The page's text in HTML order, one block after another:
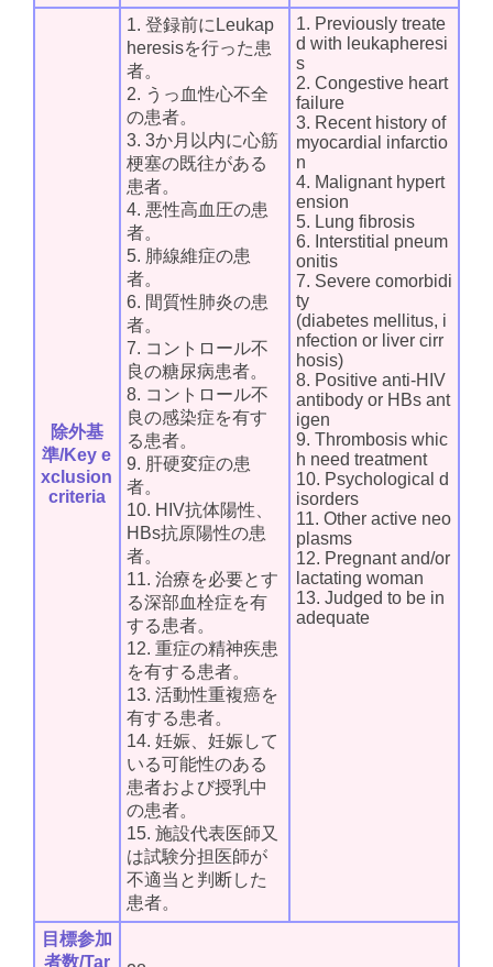
除外基
準/Key e
xclusion
criteria
1. 登録前にLeukap
heresisを行った患
者。
2. うっ血性心不全
の患者。
3. 3か月以内に心筋
梗塞の既往がある
患者。
4. 悪性高血圧の患
者。
5. 肺線維症の患
者。
6. 間質性肺炎の患
者。
7. コントロール不
良の糖尿病患者。
8. コントロール不
良の感染症を有す
る患者。
9. 肝硬変症の患
者。
10. HIV抗体陽性、
HBs抗原陽性の患
者。
11. 治療を必要とす
る深部血栓症を有
する患者。
12. 重症の精神疾患
を有する患者。
13. 活動性重複癌を
有する患者。
14. 妊娠、妊娠して
いる可能性のある
患者および授乳中
の患者。
15. 施設代表医師又
は試験分担医師が
不適当と判断した
患者。
1. Previously treate
d with leukapheresi
s
2. Congestive heart
failure
3. Recent history of
myocardial infarctio
n
4. Malignant hypert
ension
5. Lung fibrosis
6. Interstitial pneum
onitis
7. Severe comorbidi
ty
(diabetes mellitus, i
nfection or liver cirr
hosis)
8. Positive anti-HIV
antibody or HBs ant
igen
9. Thrombosis whic
h need treatment
10. Psychological d
isorders
11. Other active neo
plasms
12. Pregnant and/or
lactating woman
13. Judged to be in
adequate
目標参加
者数/Tar